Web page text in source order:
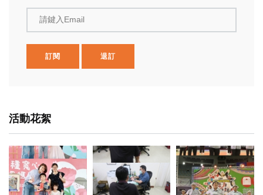
請鍵入Email
訂閱 退訂
活動花絮